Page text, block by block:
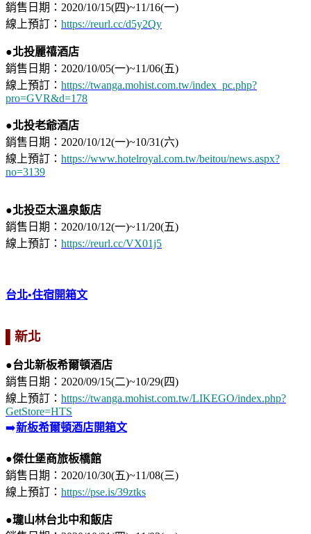
銷售日期：2020/10/15(四)~11/16(一)
線上預訂： https://reurl.cc/d5y2Qy
●北投麗禧酒店
銷售日期：2020/10/05(一)~11/06(五)
線上預訂： https://twanga.mohist.com.tw/index_pc.php?
pro=GVR&d=178
●北投老爺酒店
銷售日期：2020/10/12(一)~10/31(六)​
​線上預訂： https://www.hotelroyal.com.tw/beitou/news.aspx?
no=3139
●北投亞太溫泉飯店
銷售日期：2020/10/12(一)~11/20(五)​
​線上預訂： https://reurl.cc/VX01j5
台北•住宿開箱文
▌新北
●台北新板希爾頓酒店
銷售日期：2020/09/15(二)~10/29(四)
​線上預訂： https://twanga.mohist.com.tw/LIKEGO/index.php?
GetStore=HTS
➡️新板希爾頓酒店開箱文
●傑仕堡商旅板橋館
銷售日期：2020/10/30(五)~11/08(三)⁣
⁣線上預訂： https://pse.is/39ztks
●瓏山林台北中和飯店